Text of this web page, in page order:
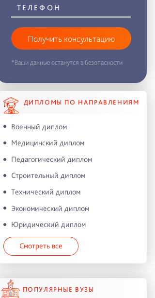
Получить консультацию
*Ваши данные останутся в безопасности
ДИПЛОМЫ ПО НАПРАВЛЕНИЯМ
Военный диплом
Медицинский диплом
Педагогический диплом
Строительный диплом
Технический диплом
Экономический диплом
Юридический диплом
Смотреть все
ПОПУЛЯРНЫЕ ВУЗЫ